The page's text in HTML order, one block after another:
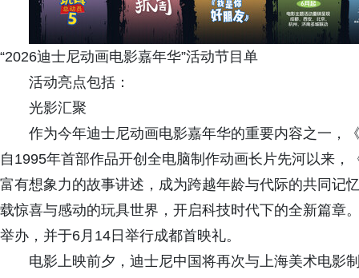
“2026迪士尼动画电影嘉年华”活动节目单
活动亮点包括：
光影汇聚
作为今年迪士尼动画电影嘉年华的重要内容之一，
自1995年首部作品开创全电脑制作动画长片先河以来
富有想象力的故事讲述，成为跨越年龄与代际的共同记
载惊喜与感动的玩具世界，开启科技时代下的全新篇章
举办，并于6月14日举行成都首映礼。
电影上映前夕，迪士尼中国将再次与上海美术电影